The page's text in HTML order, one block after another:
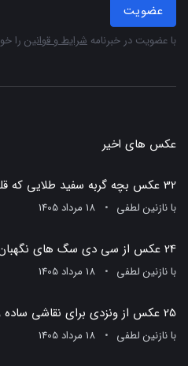
عضویت
با عضویت در خبرنامه شرایط و قوانین را
عکس های اخیر
32 عکس بچه گربه سفید طلایی که قلبتان را میبرد
بانازنین لطفی 18 مرداد 1405
24 عکس از سی دی سگ های نگهبان و بهترین لحظات شیرین آن‌ها
بانازنین لطفی 18 مرداد 1405
25 عکس از ونزدی برای نقاشی ساده و شگفت‌انگیز
بانازنین لطفی 18 مرداد 1405